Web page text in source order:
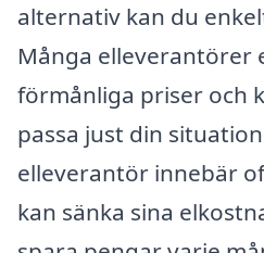
alternativ kan du
Många elleverantörer
förmånliga priser och
passa just din
elleverantör innebär
kan sänka sina